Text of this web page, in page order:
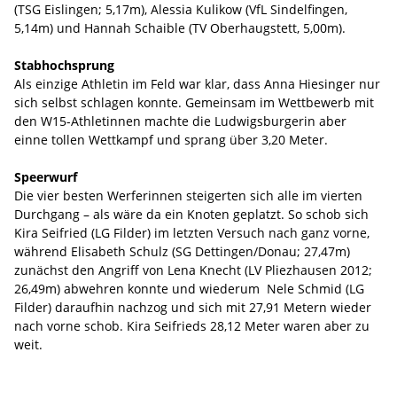
(TSG Eislingen; 5,17m), Alessia Kulikow (VfL Sindelfingen,
5,14m) und Hannah Schaible (TV Oberhaugstett, 5,00m).
Stabhochsprung
Als einzige Athletin im Feld war klar, dass Anna Hiesinger nur
sich selbst schlagen konnte. Gemeinsam im Wettbewerb mit
den W15-Athletinnen machte die Ludwigsburgerin aber
einne tollen Wettkampf und sprang über 3,20 Meter.
Speerwurf
Die vier besten Werferinnen steigerten sich alle im vierten
Durchgang – als wäre da ein Knoten geplatzt. So schob sich
Kira Seifried (LG Filder) im letzten Versuch nach ganz vorne,
während Elisabeth Schulz (SG Dettingen/Donau; 27,47m)
zunächst den Angriff von Lena Knecht (LV Pliezhausen 2012;
26,49m) abwehren konnte und wiederum Nele Schmid (LG
Filder) daraufhin nachzog und sich mit 27,91 Metern wieder
nach vorne schob. Kira Seifrieds 28,12 Meter waren aber zu
weit.